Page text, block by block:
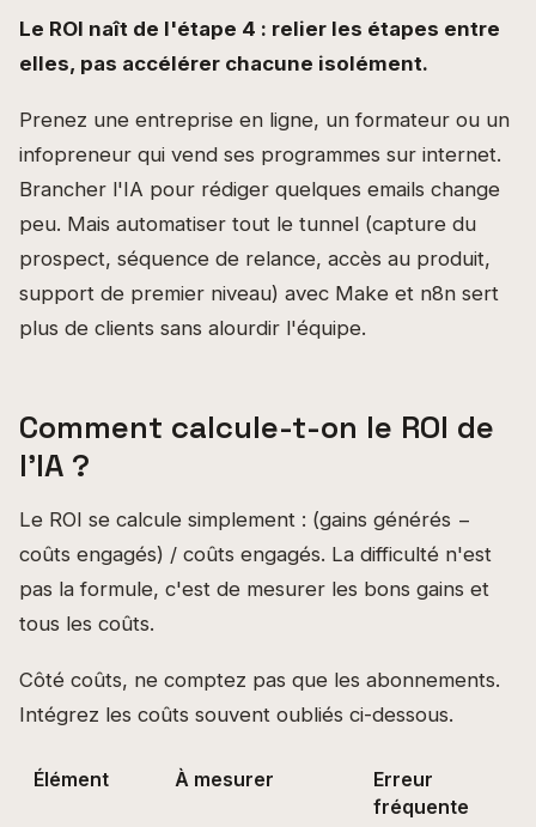
Le ROI naît de l'étape 4 : relier les étapes entre
elles, pas accélérer chacune isolément.
Prenez une entreprise en ligne, un formateur ou un
infopreneur qui vend ses programmes sur internet.
Brancher l'IA pour rédiger quelques emails change
peu. Mais automatiser tout le tunnel (capture du
prospect, séquence de relance, accès au produit,
support de premier niveau) avec Make et n8n sert
plus de clients sans alourdir l'équipe.
Comment calcule-t-on le ROI de
l'IA ?
Le ROI se calcule simplement : (gains générés −
coûts engagés) / coûts engagés. La difficulté n'est
pas la formule, c'est de mesurer les bons gains et
tous les coûts.
Côté coûts, ne comptez pas que les abonnements.
Intégrez les coûts souvent oubliés ci-dessous.
Élément À mesurer
Erreur
fréquente